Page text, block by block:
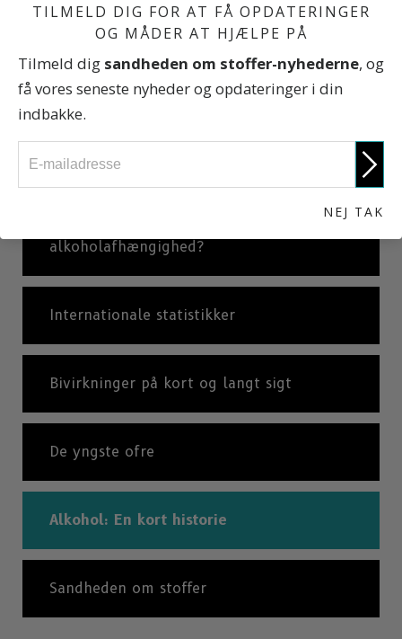
Spritkørsel
Unge kontra voksne. Hvad er forskellen?
Hvad er uhæmmet drikkeri?
alkoholafhængighed?
Internationale statistikker
Bivirkninger på kort og langt sigt
De yngste ofre
Alkohol: En kort historie
Sandheden om stoffer
TILMELD DIG FOR AT FÅ OPDATERINGER
OG MÅDER AT HJÆLPE PÅ
Tilmeld dig sandheden om stoffer-nyhederne, og
få vores seneste nyheder og opdateringer i din
indbakke.
NEJ TAK